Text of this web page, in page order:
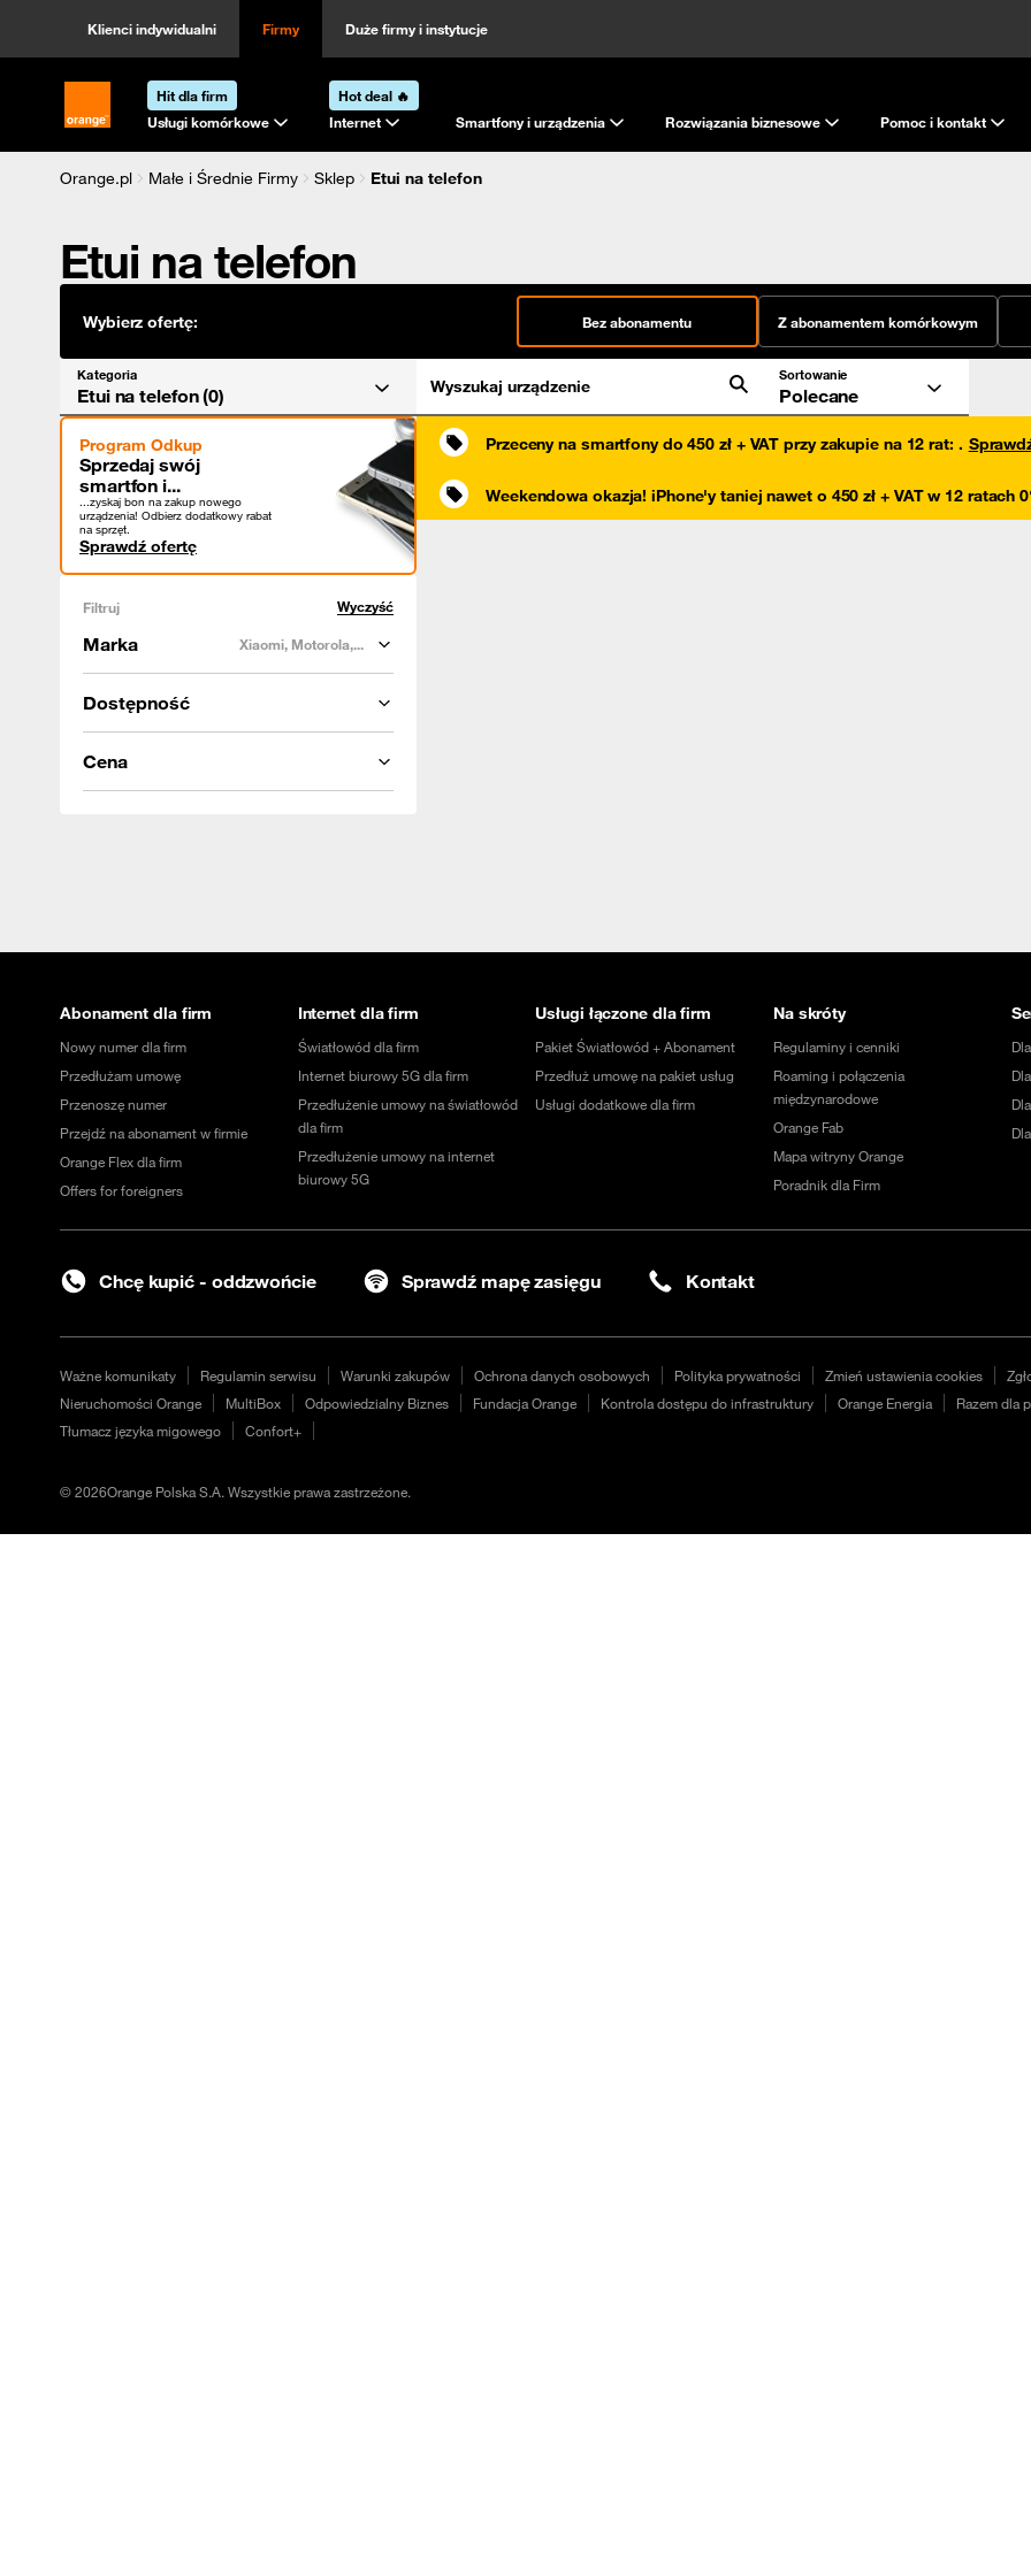
Klienci indywidualni Firmy Duże firmy i instytucje
Strona główna Orange.pl
Hit dla firm
Usługi komórkowe
Hot deal 🔥
Internet
Smartfony i urządzenia Rozwiązania biznesowe Pomoc i kontakt
Orange.pl Małe i Średnie Firmy Sklep
Etui na telefon
Etui na telefon
Wybierz ofertę: Bez abonamentu Z abonamentem komórkowym
Kategoria
Etui na telefon (0) Wyszukaj urządzenie
Sortowanie
Polecane
Program Odkup
Sprzedaj swój
smartfon i...
...zyskaj bon na zakup nowego
urządzenia! Odbierz dodatkowy rabat
na sprzęt.
Sprawdź ofertę
Filtruj Wyczyść
Marka Xiaomi, Motorola,...
Dostępność
Cena
Przeceny na smartfony do 450 zł + VAT przy zakupie na 12 rat: .
Weekendowa okazja! iPhone'y taniej nawet o 450 zł + VAT w 12 ratach
Abonament dla firm
Nowy numer dla firm
Przedłużam umowę
Przenoszę numer
Przejdź na abonament w firmie
Orange Flex dla firm
Offers for foreigners
Internet dla firm
Światłowód dla firm
Internet biurowy 5G dla firm
Przedłużenie umowy na światłowód
dla firm
Przedłużenie umowy na internet
biurowy 5G
Usługi łączone dla firm
Pakiet Światłowód + Abonament
Przedłuż umowę na pakiet usług
Usługi dodatkowe dla firm
Na skróty
Regulaminy i cenniki
Roaming i połączenia
międzynarodowe
Orange Fab
Mapa witryny Orange
Poradnik dla Firm
Chcę kupić - oddzwońcie Sprawdź mapę zasięgu Kontakt
Ważne komunikaty Regulamin serwisu Warunki zakupów Ochrona danych osobowych Polityka prywatności Zmień ustawienia cookies
Nieruchomości Orange
MultiBox Odpowiedzialny Biznes Fundacja Orange Kontrola dostępu do infrastruktury Orange Energia Razem dla
Tłumacz języka migowego
Confort+
©2026Orange Polska S.A. Wszystkie prawa zastrzeżone.